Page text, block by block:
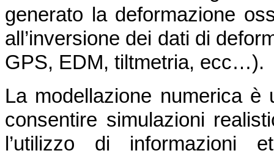
generato la deformazione
all’inversione dei dati di
GPS, EDM, tiltmetria, ecc…).
La modellazione numerica
consentire simulazioni
l’utilizzo di informazioni